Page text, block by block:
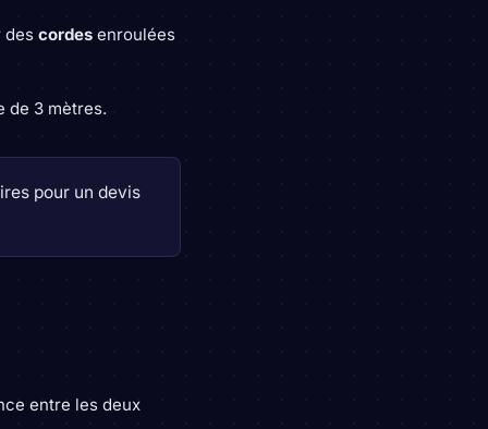
des cordes enroulées
de 3 mètres.
pour un devis
entre les deux